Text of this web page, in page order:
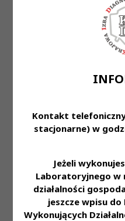
Kontakt
stacjonarne) w
Jeżeli
Laboratoryjnego w
działalności
jeszcze wpisu
Wykonujących
6 sie 2026
Komunikat Prezes